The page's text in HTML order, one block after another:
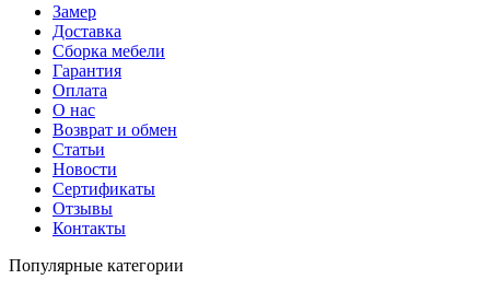
Замер
Доставка
Сборка мебели
Гарантия
Оплата
О нас
Возврат и обмен
Статьи
Новости
Сертификаты
Отзывы
Контакты
Популярные категории